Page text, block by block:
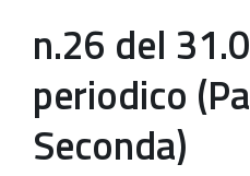
n.26 del
periodico
Seconda)